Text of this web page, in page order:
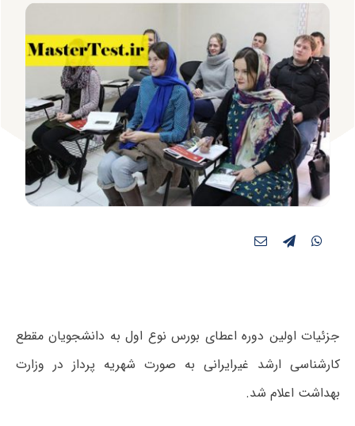
جزئیات اولین دوره اعطای بورس نوع اول به دانشجویان مقطع
کارشناسی ارشد غیرایرانی به صورت شهریه پرداز در وزارت
بهداشت اعلام شد.